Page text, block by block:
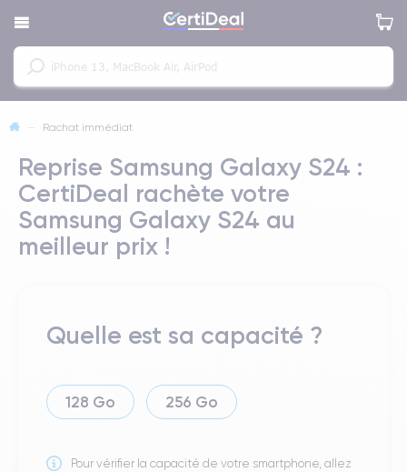
— Rachat immédiat
Reprise Samsung Galaxy S24 :
CertiDeal rachète votre
Samsung Galaxy S24 au
meilleur prix !
Quelle est sa capacité ?
128 Go 256 Go
Pour vérifier la capacité de votre smartphone, allez